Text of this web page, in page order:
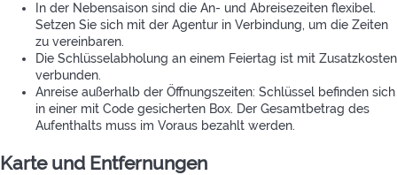
In der Nebensaison sind die An- und Abreisezeiten flexibel.
Setzen Sie sich mit der Agentur in Verbindung, um die Zeiten
zu vereinbaren.
Die Schlüsselabholung an einem Feiertag ist mit Zusatzkosten
verbunden.
Anreise außerhalb der Öffnungszeiten: Schlüssel befinden sich
in einer mit Code gesicherten Box. Der Gesamtbetrag des
Aufenthalts muss im Voraus bezahlt werden.
Karte und Entfernungen